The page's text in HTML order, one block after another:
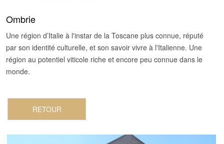
Ombrie
Une région d’Italie à l'instar de la Toscane plus connue, réputé
par son identité culturelle, et son savoir vivre à l'Italienne. Une
région au potentiel viticole riche et encore peu connue dans le
monde.
RETOUR